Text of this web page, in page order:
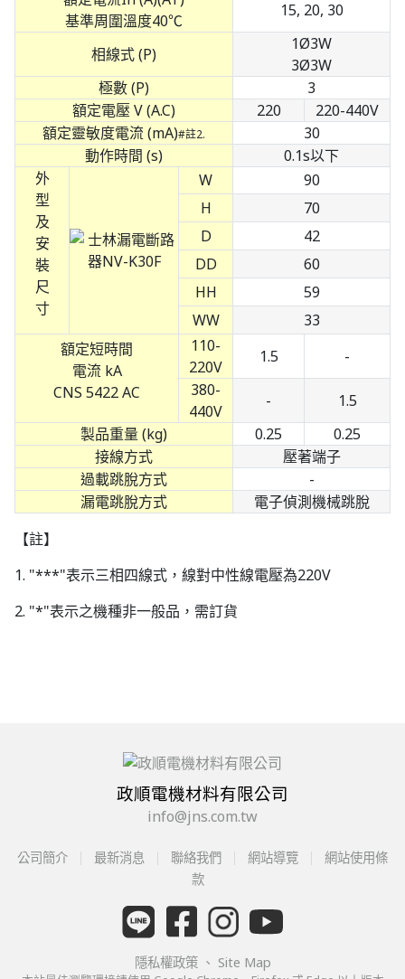
基準周圍溫度40℃
15, 20, 30
相線式 (P)
1Ø3W
3Ø3W
極數 (P)
3
額定電壓 V (A.C)
220
220-440V
額定靈敏度電流 (mA)#註2.
30
動作時間 (s)
0.1s以下
外
型
及
安
裝
尺
寸
W
90
H
70
D
42
DD
60
HH
59
WW
33
額定短時間
電流 kA
CNS 5422 AC
110-
220V
1.5
-
380-
440V
-
1.5
製品重量 (kg)
0.25
0.25
接線方式
壓著端子
過載跳脫方式
-
漏電跳脫方式
電子偵測機械跳脫
【註】
1. "***"表示三相四線式，線對中性線電壓為220V
2. "*"表示之機種非一般品，需訂貨
政順電機材料有限公司
info@jns.com.tw
公司簡介 最新消息 聯絡我們 網站導覽
網站使用條
款
隱私權政策 、 Site Map